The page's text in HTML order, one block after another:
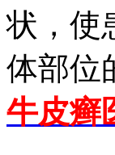
状，使
体部位
牛皮癣